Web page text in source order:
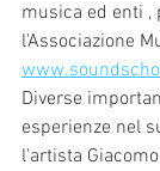
musica ed enti ,
l'Associazione
Diverse
esperienze nel
l'artista